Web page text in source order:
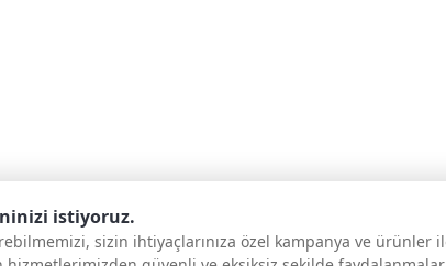
istiyoruz.
sizin ihtiyaçlarınıza özel kampanya ve ürünler